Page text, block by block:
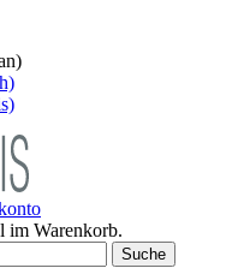
im Warenkorb.
Suche